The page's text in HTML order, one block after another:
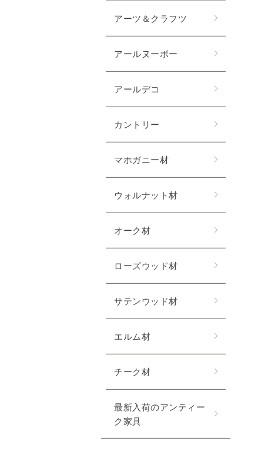
アーツ＆クラフツ
アールヌーボー
アールデコ
カントリー
マホガニー材
ウォルナット材
オーク材
ローズウッド材
サテンウッド材
エルム材
チーク材
最新入荷のアンティー
ク家具